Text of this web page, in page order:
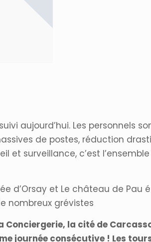
aujourd’hui. Les personnels
de postes, réduction
et surveillance, c’est
d’Orsay et Le château de Pau
nombreux grévistes
la cité de
journée consécutive ! Les